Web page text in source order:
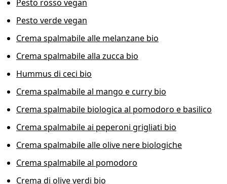
Pesto rosso vegan
Pesto verde vegan
Crema spalmabile alle melanzane bio
Crema spalmabile alla zucca bio
Hummus di ceci bio
Crema spalmabile al mango e curry bio
Crema spalmabile biologica al pomodoro e basilico
Crema spalmabile ai peperoni grigliati bio
Crema spalmabile alle olive nere biologiche
Crema spalmabile al pomodoro
Crema di olive verdi bio